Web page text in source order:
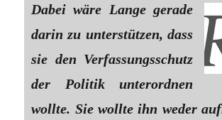
Dabei wäre Lange gerade
darin zu unterstützen, dass
sie den Verfassungsschutz
der Politik unterordnen
wollte. Sie wollte ihn weder